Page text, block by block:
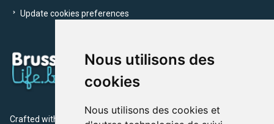
Nous utilisons des
cookies
Nous utilisons des cookies et
Update cookies preferences
Crafted with by Brusselslife Team